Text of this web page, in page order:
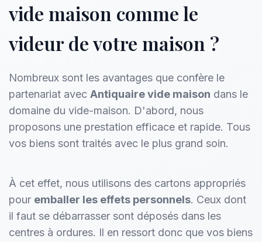
vide maison comme le
videur de votre maison ?
Nombreux sont les avantages que confère le
partenariat avec Antiquaire vide maison dans le
domaine du vide-maison. D'abord, nous
proposons une prestation efficace et rapide. Tous
vos biens sont traités avec le plus grand soin.
À cet effet, nous utilisons des cartons appropriés
pour emballer les effets personnels. Ceux dont
il faut se débarrasser sont déposés dans les
centres à ordures. Il en ressort donc que vos biens